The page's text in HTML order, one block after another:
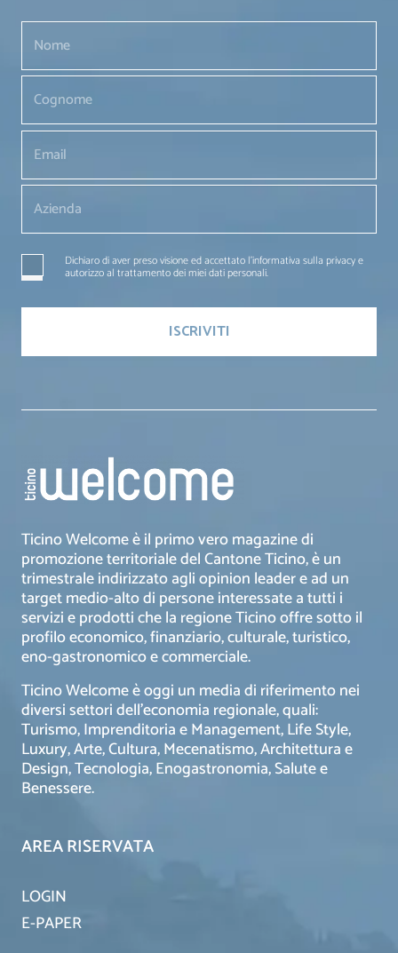
Dichiaro di aver preso visione ed accettato l'informativa sulla privacy e
autorizzo al trattamento dei miei dati personali.
Ticino Welcome è il primo vero magazine di
promozione territoriale del Cantone Ticino, è un
trimestrale indirizzato agli opinion leader e ad un
target medio-alto di persone interessate a tutti i
servizi e prodotti che la regione Ticino offre sotto il
profilo economico, finanziario, culturale, turistico,
eno-gastronomico e commerciale.
Ticino Welcome è oggi un media di riferimento nei
diversi settori dell’economia regionale, quali:
Turismo, Imprenditoria e Management, Life Style,
Luxury, Arte, Cultura, Mecenatismo, Architettura e
Design, Tecnologia, Enogastronomia, Salute e
Benessere.
AREA RISERVATA
LOGIN
E-PAPER